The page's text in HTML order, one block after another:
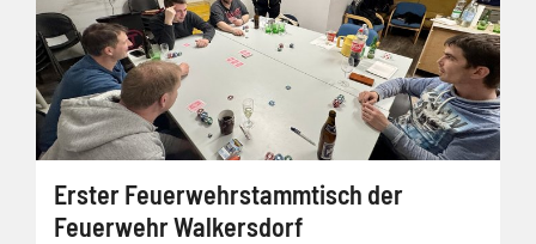
Erster Feuerwehrstammtisch der
Feuerwehr Walkersdorf